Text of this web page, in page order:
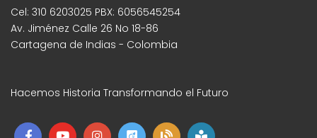
Cel: 310 6203025 PBX: 6056545254
Av. Jiménez Calle 26 No 18-86
Cartagena de Indias - Colombia
Hacemos Historia Transformando el Futuro